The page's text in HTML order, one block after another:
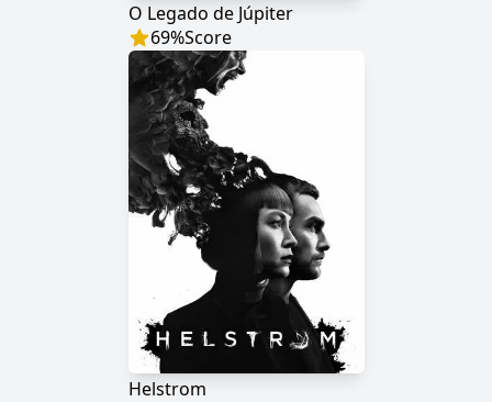
O Legado de Júpiter
69%Score
Helstrom